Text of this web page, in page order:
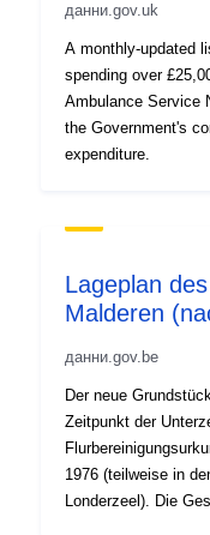
Други
uriRef:
достъп:
обхват:
данни.gov.uk
A monthly-updated
spending over
Ambulance Service
the Government's
expenditure.
Lageplan
Malderen
данни.gov.be
Der neue
Zeitpunkt der
1976 (teilweise in
Londerzeel). Die